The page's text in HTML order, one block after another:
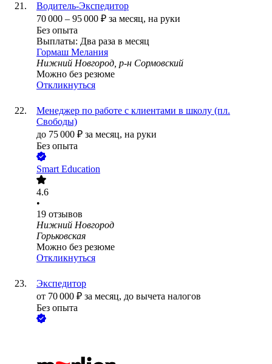
Водитель-Экспедитор
70 000 – 95 000 ₽ за месяц, на руки
Без опыта
Выплаты: Два раза в месяц
Гормаш Мелания
Нижний Новгород, р-н Сормовский
Можно без резюме
Откликнуться
Менеджер по работе с клиентами в школу (пл.
Свободы)
до 75 000 ₽ за месяц, на руки
Без опыта
Smart Education
4.6
•
19 отзывов
Нижний Новгород
Горьковская
Можно без резюме
Откликнуться
Экспедитор
от 70 000 ₽ за месяц, до вычета налогов
Без опыта